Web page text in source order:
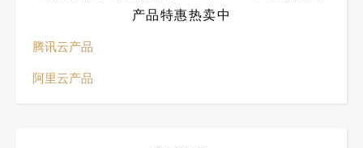
产品特惠热卖中
腾讯云产品
阿里云产品